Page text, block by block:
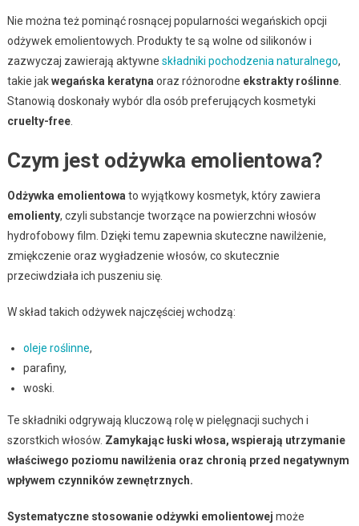
Nie można też pominąć rosnącej popularności wegańskich opcji
odżywek emolientowych. Produkty te są wolne od silikonów i
zazwyczaj zawierają aktywne składniki pochodzenia naturalnego,
takie jakwegańska keratyna oraz różnorodne ekstrakty roślinne.
Stanowią doskonały wybór dla osób preferujących kosmetyki
cruelty-free.
Czym jest odżywka emolientowa?
Odżywka emolientowa to wyjątkowy kosmetyk, który zawiera
emolienty, czyli substancje tworzące na powierzchni włosów
hydrofobowy film. Dzięki temu zapewnia skuteczne nawilżenie,
zmiękczenie oraz wygładzenie włosów, co skutecznie
przeciwdziała ich puszeniu się.
W skład takich odżywek najczęściej wchodzą:
oleje roślinne,
parafiny,
woski.
Te składniki odgrywają kluczową rolę w pielęgnacji suchych i
szorstkich włosów. Zamykając łuski włosa, wspierają utrzymanie
właściwego poziomu nawilżenia oraz chronią przed negatywnym
wpływem czynników zewnętrznych.
Systematyczne stosowanie odżywki emolientowej może